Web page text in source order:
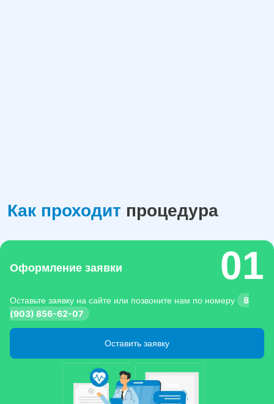
Как проходит процедура
Оформление заявки
Оставьте заявку на сайте или позвоните нам по номеру
8
(903) 856-62-07
Оставить заявку